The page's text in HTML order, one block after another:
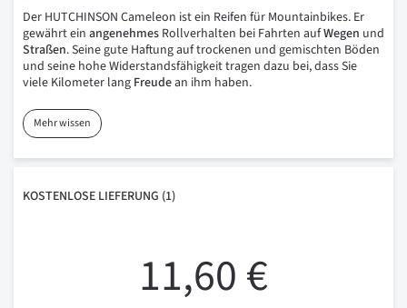
Der HUTCHINSON Cameleon ist ein Reifen für Mountainbikes. Er
gewährt ein angenehmes Rollverhalten bei Fahrten aufWegen und
Straßen. Seine gute Haftung auf trockenen und gemischten Böden
und seine hohe Widerstandsfähigkeit tragen dazu bei, dass Sie
viele Kilometer lang Freudean ihm haben.
Mehr wissen
KOSTENLOSE LIEFERUNG (1)
11,60 €